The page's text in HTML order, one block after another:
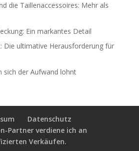
die Taillenaccessoires: Mehr als
Ein markantes Detail
Die ultimative Herausforderung für
sich der Aufwand lohnt
Datenschutz
Partner verdiene ich an
Verkäufen.